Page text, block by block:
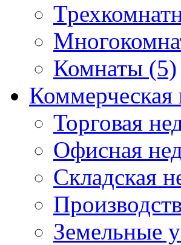
Комнаты (5)
Торговая
Офисная
Складская
Земельные